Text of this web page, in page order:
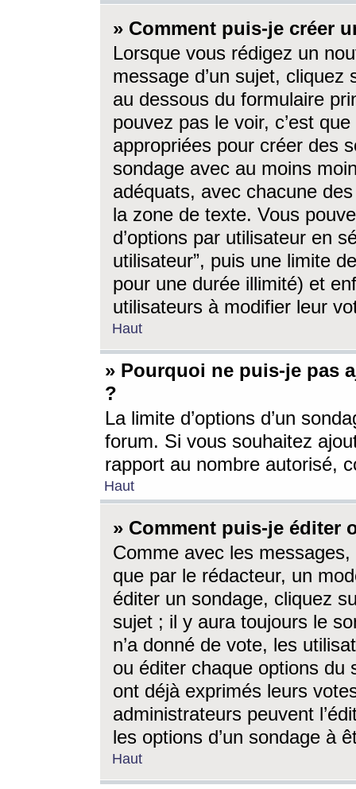
» Comment puis-je créer
Lorsque vous rédigez un
message d’un sujet, cliquez
au dessous du formulaire
pouvez pas le voir, c’est
appropriées pour créer des
sondage avec au moins
adéquats, avec chacune
la zone de texte. Vous
d’options par utilisateur en
utilisateur”, puis une limite
pour une durée illimité) et
utilisateurs à modifier leur
Haut
» Pourquoi ne puis-je pas
?
La limite d’options d’un
forum. Si vous souhaitez
rapport au nombre autorisé,
Haut
» Comment puis-je éditer
Comme avec les
que par le rédacteur, un
éditer un sondage, cliquez
sujet ; il y aura toujours le
n’a donné de vote, les
ou éditer chaque options du
ont déjà exprimés leurs
administrateurs peuvent
les options d’un sondage à
Haut